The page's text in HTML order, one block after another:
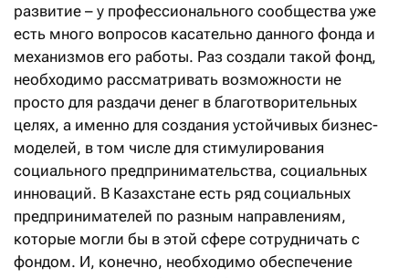
развитие – у профессионального сообщества уже
есть много вопросов касательно данного фонда и
механизмов его работы. Раз создали такой фонд,
необходимо рассматривать возможности не
просто для раздачи денег в благотворительных
целях, а именно для создания устойчивых бизнес-
моделей, в том числе для стимулирования
социального предпринимательства, социальных
инноваций. В Казахстане есть ряд социальных
предпринимателей по разным направлениям,
которые могли бы в этой сфере сотрудничать с
фондом. И, конечно, необходимо обеспечение